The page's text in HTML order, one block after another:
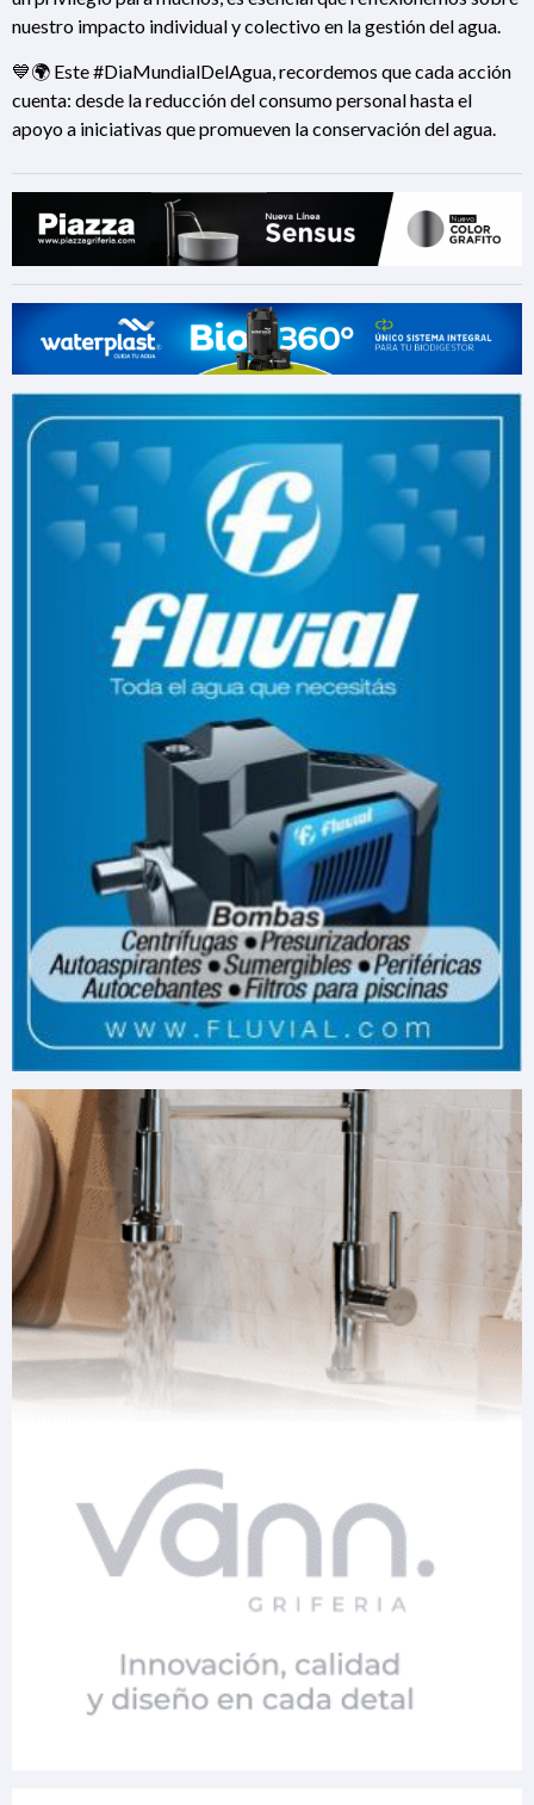
nuestro impacto individual y colectivo en la gestión del agua.
💙🌍 Este #DiaMundialDelAgua, recordemos que cada acción
cuenta: desde la reducción del consumo personal hasta el
apoyo a iniciativas que promueven la conservación del agua.